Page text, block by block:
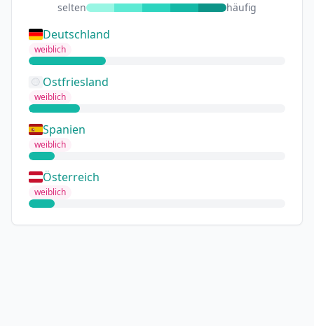
selten häufig
Deutschland
weiblich
Ostfriesland
weiblich
Spanien
weiblich
Österreich
weiblich